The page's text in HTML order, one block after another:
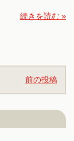
続きを読む »
前の投稿